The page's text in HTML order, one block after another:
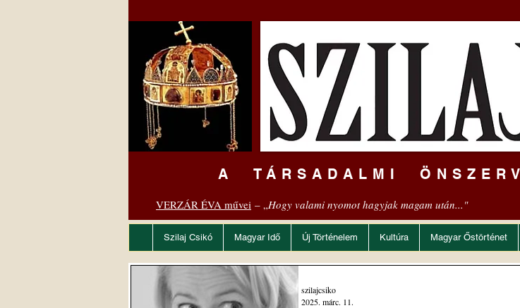
A TÁRSADALMI
VERZÁR ÉVA művei – „Hogy valami nyomot hagyjak magam után..."
Szilaj Csikó Magyar Idő Új Történelem Kultúra Magyar Őstörténet
szilajcsiko
2025. márc. 11.